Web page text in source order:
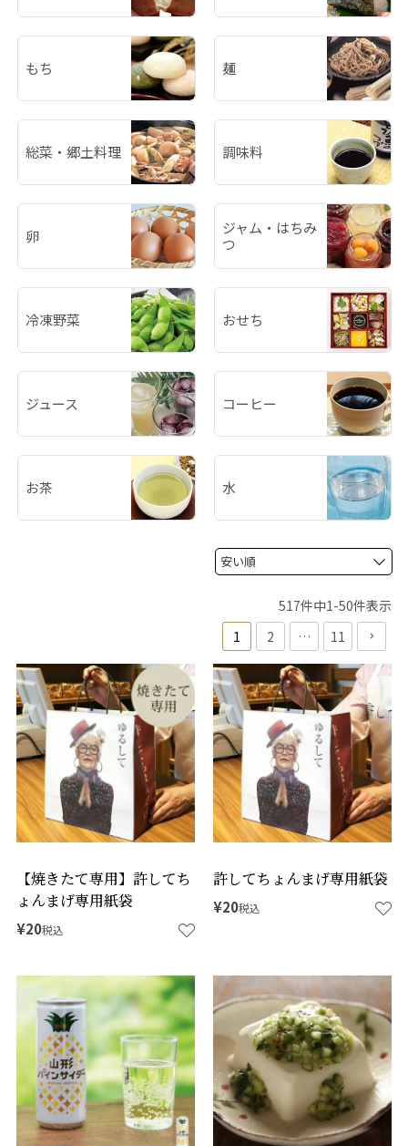
もち 麺
総菜・郷土料理 調味料
卵
ジャム・はちみ
つ
冷凍野菜 おせち
ジュース コーヒー
お茶 水
517件中1-50件表示
1
2 … 11
【焼きたて専用】許してち
ょんまげ専用紙袋
¥20税込
許してちょんまげ専用紙袋
¥20税込